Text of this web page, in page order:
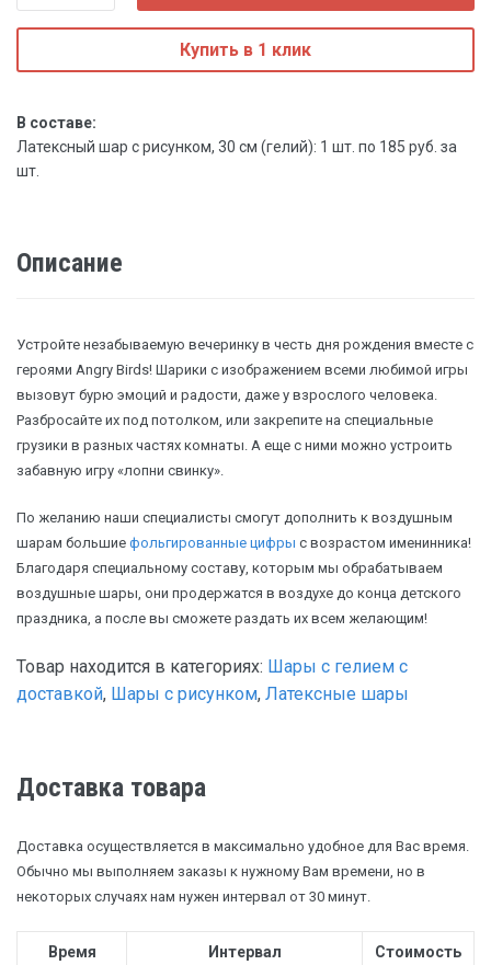
Купить в 1 клик
В составе:
Латексный шар с рисунком, 30 см (гелий): 1 шт. по 185 руб. за
шт.
Описание
Устройте незабываемую вечеринку в честь дня рождения вместе с
героями Angry Birds! Шарики с изображением всеми любимой игры
вызовут бурю эмоций и радости, даже у взрослого человека.
Разбросайте их под потолком, или закрепите на специальные
грузики в разных частях комнаты. А еще с ними можно устроить
забавную игру «лопни свинку».
По желанию наши специалисты смогут дополнить к воздушным
шарам большие фольгированные цифры с возрастом именинника!
Благодаря специальному составу, которым мы обрабатываем
воздушные шары, они продержатся в воздухе до конца детского
праздника, а после вы сможете раздать их всем желающим!
Товар находится в категориях: Шары с гелием с
доставкой, Шары с рисунком, Латексные шары
Доставка товара
Доставка осуществляется в максимально удобное для Вас время.
Обычно мы выполняем заказы к нужному Вам времени, но в
некоторых случаях нам нужен интервал от 30 минут.
Время Интервал Стоимость